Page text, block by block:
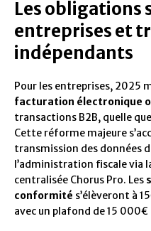
Les obligations
entreprises et
indépendants
Pour les entreprises, 2025
facturation électronique
transactions B2B, quelle
Cette réforme majeure
transmission des données
l’administration fiscale via
centralisée Chorus Pro. Les
conformité s’élèveront à
avec un plafond de 15 000€